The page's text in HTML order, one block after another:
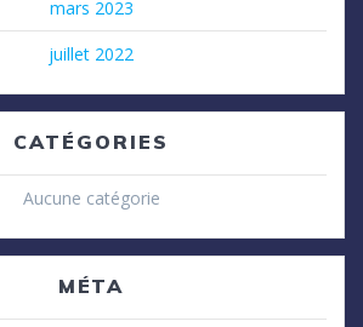
mars 2023
juillet 2022
CATÉGORIES
Aucune catégorie
MÉTA